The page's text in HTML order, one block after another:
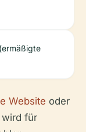
Website oder
wird für